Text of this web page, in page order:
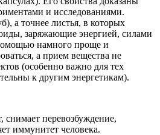
и исследованиями.
а точнее листья, в которых
заряжающие энергией, силами
намного проще и
а прием вещества не
(особенно важно для тех
к другим энергетикам).
снимает перевозбуждение,
иммунитет человека.